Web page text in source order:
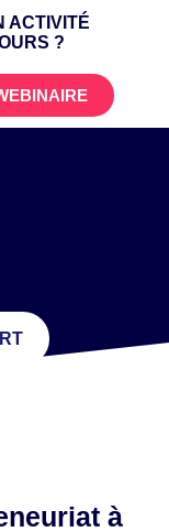
ACTIVITÉ
?
à